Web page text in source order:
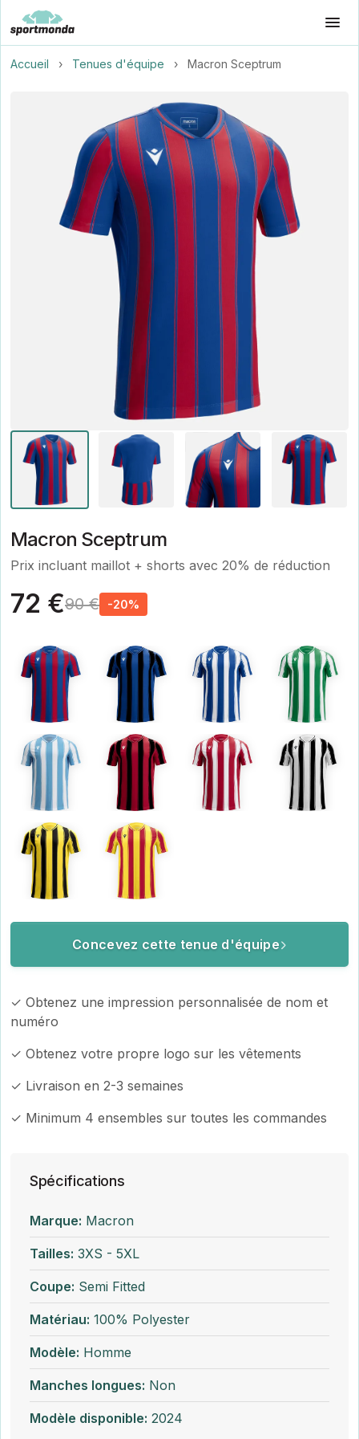
Accueil › Tenues d'équipe › Macron Sceptrum
Macron Sceptrum
Prix incluant maillot + shorts avec 20% de réduction
72 €90 € -20%
Concevez cette tenue d'équipe
✓ Obtenez une impression personnalisée de nom et
numéro
✓ Obtenez votre propre logo sur les vêtements
✓ Livraison en 2-3 semaines
✓ Minimum 4 ensembles sur toutes les commandes
Spécifications
Marque: Macron
Tailles: 3XS - 5XL
Coupe: Semi Fitted
Matériau: 100% Polyester
Modèle: Homme
Manches longues: Non
Modèle disponible: 2024